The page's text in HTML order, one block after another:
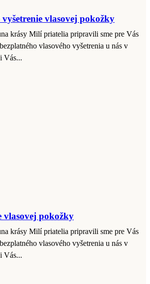
vyšetrenie vlasovej pokožky
krásy Milí priatelia pripravili sme pre Vás
vlasového vyšetrenia u nás v
Vás...
vlasovej pokožky
krásy Milí priatelia pripravili sme pre Vás
vlasového vyšetrenia u nás v
Vás...